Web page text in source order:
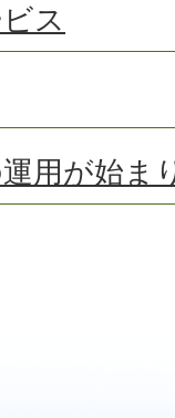
ス
用が始ま